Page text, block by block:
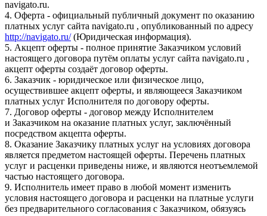
navigato.ru.
4. Оферта - официальный публичный документ по оказанию
платных услуг сайта navigato.ru , опубликованный по адресу
http://navigato.ru/(Юридическая информация).
5. Акцепт оферты - полное принятие Заказчиком условий
настоящего договора путём оплаты услуг сайта navigato.ru ,
акцепт оферты создаёт договор оферты.
6. Заказчик - юридическое или физическое лицо,
осуществившее акцепт оферты, и являющееся Заказчиком
платных услуг Исполнителя по договору оферты.
7. Договор оферты - договор между Исполнителем
и Заказчиком на оказание платных услуг, заключённый
посредством акцепта оферты.
8. Оказание Заказчику платных услуг на условиях договора
является предметом настоящей оферты. Перечень платных
услуг и расценки приведены ниже, и являются неотъемлемой
частью настоящего договора.
9. Исполнитель имеет право в любой момент изменить
условия настоящего договора и расценки на платные услуги
без предварительного согласования с Заказчиком, обязуясь